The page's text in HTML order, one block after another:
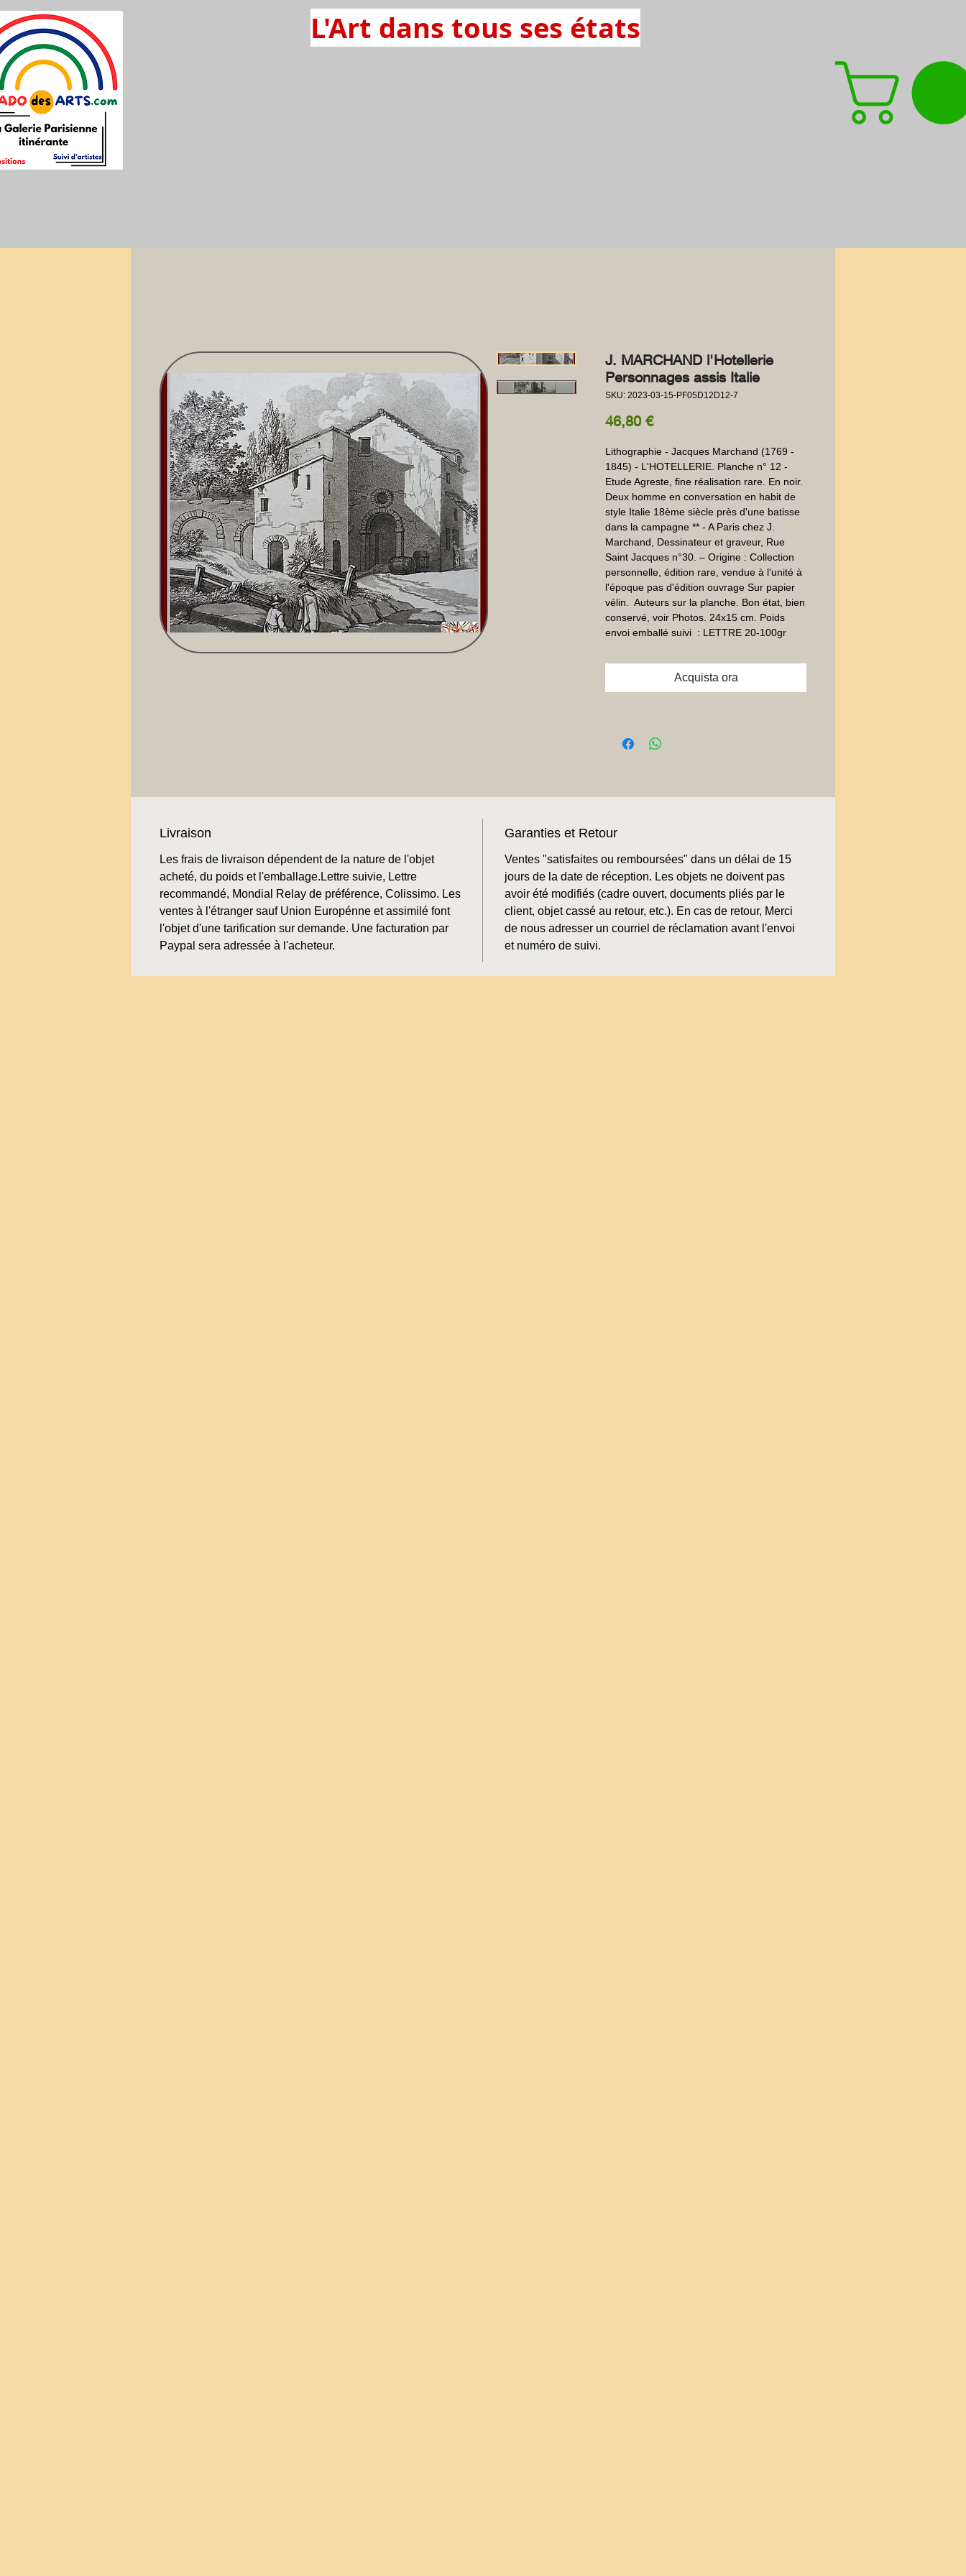
L'Art dans tous ses états
J. MARCHAND l'Hotellerie
Personnages assis Italie
SKU: 2023-03-15-PF05D12D12-7
46,80 €Prezzo
Lithographie - Jacques Marchand (1769 -
1845) - L'HOTELLERIE. Planche n° 12 -
Etude Agreste, fine réalisation rare. En noir.
Deux homme en conversation en habit de
style Italie 18ème siècle près d'une batisse
dans la campagne ** - A Paris chez J.
Marchand, Dessinateur et graveur, Rue
Saint Jacques n°30. – Origine : Collection
personnelle, édition rare, vendue à l'unité à
l'époque pas d'édition ouvrage Sur papier
vélin.  Auteurs sur la planche. Bon état, bien
conservé, voir Photos. 24x15 cm. Poids
envoi emballé suivi  : LETTRE 20-100gr
Acquista ora
Livraison
Les frais de livraison dépendent de la nature de l'objet
acheté, du poids et l'emballage.Lettre suivie, Lettre
recommandé, Mondial Relay de préférence, Colissimo. Les
ventes à l'étranger sauf Union Europénne et assimilé font
l'objet d'une tarification sur demande. Une facturation par
Paypal sera adressée à l'acheteur.
Garanties et Retour
Ventes "satisfaites ou remboursées" dans un délai de 15
jours de la date de réception. Les objets ne doivent pas
avoir été modifiés (cadre ouvert, documents pliés par le
client, objet cassé au retour, etc.). En cas de retour, Merci
de nous adresser un courriel de réclamation avant l'envoi
et numéro de suivi.